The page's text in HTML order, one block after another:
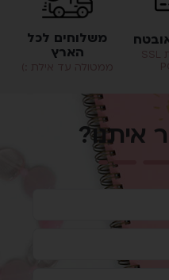
משלוחים לכל
הארץ
איתנו?